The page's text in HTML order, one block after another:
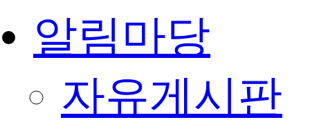
알림마당
자유게시판